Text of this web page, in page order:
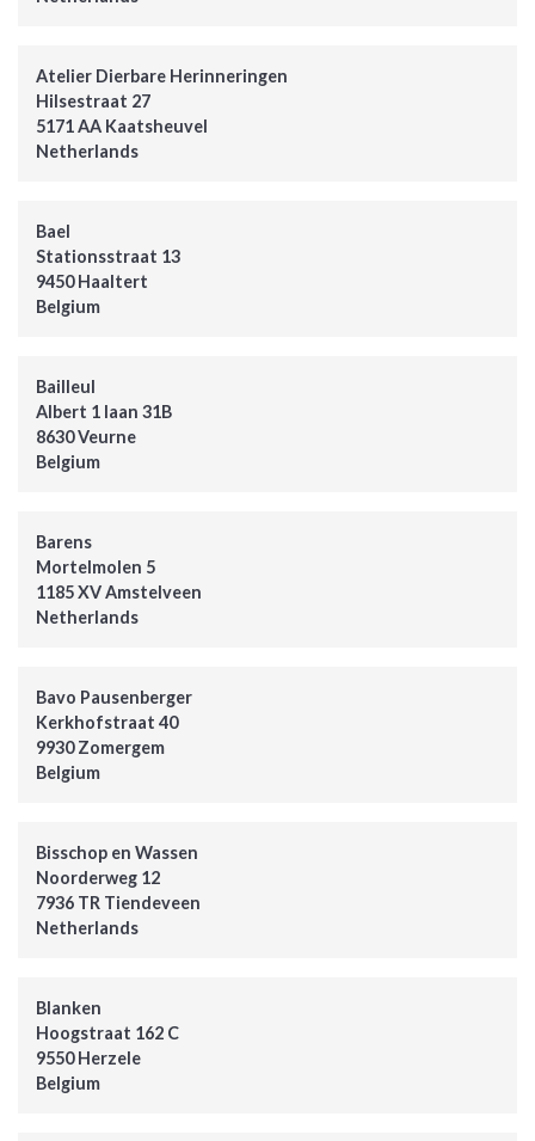
Atelier Dierbare Herinneringen
Hilsestraat 27
5171 AA Kaatsheuvel
Netherlands
Bael
Stationsstraat 13
9450 Haaltert
Belgium
Bailleul
Albert 1 laan 31B
8630 Veurne
Belgium
Barens
Mortelmolen 5
1185 XV Amstelveen
Netherlands
Bavo Pausenberger
Kerkhofstraat 40
9930 Zomergem
Belgium
Bisschop en Wassen
Noorderweg 12
7936 TR Tiendeveen
Netherlands
Blanken
Hoogstraat 162 C
9550 Herzele
Belgium